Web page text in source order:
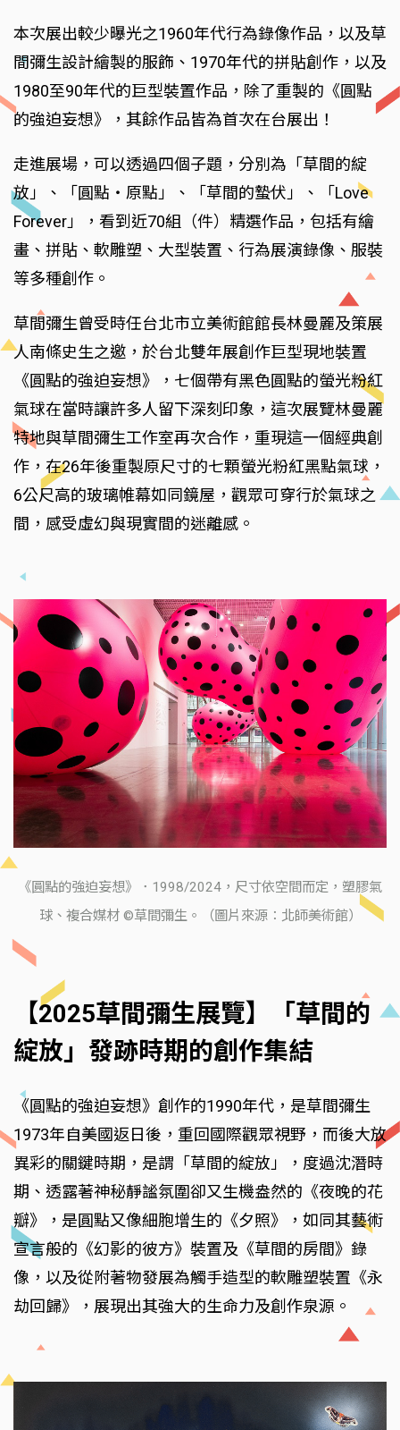
本次展出較少曝光之1960年代行為錄像作品，以及草
間彌生設計繪製的服飾、1970年代的拼貼創作，以及
1980至90年代的巨型裝置作品，除了重製的《圓點
的強迫妄想》，其餘作品皆為首次在台展出！
走進展場，可以透過四個子題，分別為「草間的綻
放」、「圓點・原點」、「草間的蟄伏」、「Love
Forever」，看到近70組（件）精選作品，包括有繪
畫、拼貼、軟雕塑、大型裝置、行為展演錄像、服裝
等多種創作。
草間彌生曾受時任台北市立美術館館長林曼麗及策展
人南條史生之邀，於台北雙年展創作巨型現地裝置
《圓點的強迫妄想》，七個帶有黑色圓點的螢光粉紅
氣球在當時讓許多人留下深刻印象，這次展覽林曼麗
特地與草間彌生工作室再次合作，重現這一個經典創
作，在26年後重製原尺寸的七顆螢光粉紅黑點氣球，
6公尺高的玻璃帷幕如同鏡屋，觀眾可穿行於氣球之
間，感受虛幻與現實間的迷離感。
《圓點的強迫妄想》．1998/2024，尺寸依空間而定，塑膠氣
球、複合媒材 ©草間彌生。（圖片來源：北師美術館）
【2025草間彌生展覽】「草間的
綻放」發跡時期的創作集結
《圓點的強迫妄想》創作的1990年代，是草間彌生
1973年自美國返日後，重回國際觀眾視野，而後大放
異彩的關鍵時期，是謂「草間的綻放」，度過沈潛時
期、透露著神秘靜謐氛圍卻又生機盎然的《夜晚的花
瓣》，是圓點又像細胞增生的《夕照》，如同其藝術
宣言般的《幻影的彼方》裝置及《草間的房間》錄
像，以及從附著物發展為觸手造型的軟雕塑裝置《永
劫回歸》，展現出其強大的生命力及創作泉源。